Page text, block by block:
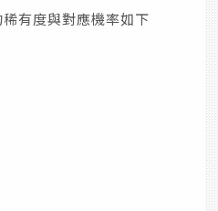
有度與對應機率如下